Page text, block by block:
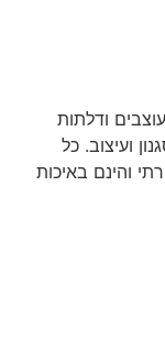
ודלתות
ועיצוב. כל
והינם באיכות